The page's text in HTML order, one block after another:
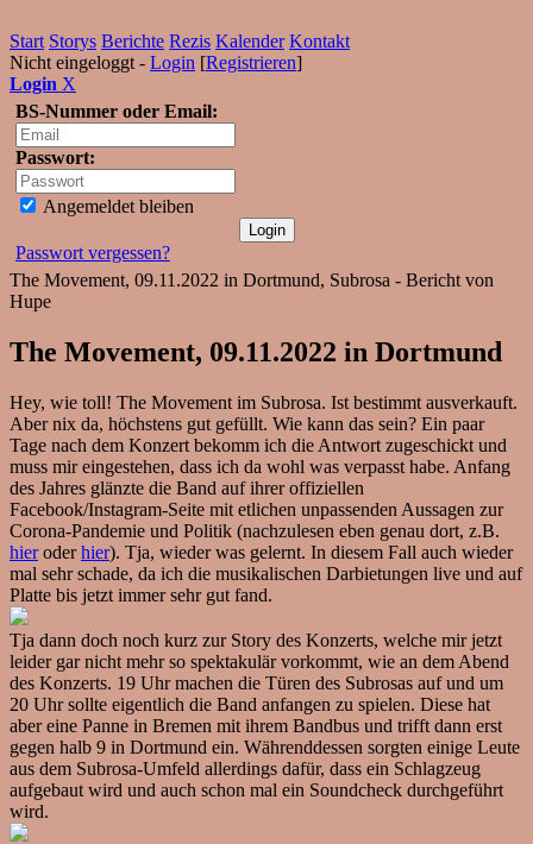
Start Storys Berichte Rezis Kalender Kontakt
Nicht eingeloggt - Login [Registrieren]
Login X
BS-Nummer oder Email:
Passwort:
Angemeldet bleiben
Passwort vergessen?
The Movement, 09.11.2022 in Dortmund, Subrosa - Bericht von
Hupe
The Movement, 09.11.2022 in Dortmund
Hey, wie toll! The Movement im Subrosa. Ist bestimmt ausverkauft.
Aber nix da, höchstens gut gefüllt. Wie kann das sein? Ein paar
Tage nach dem Konzert bekomm ich die Antwort zugeschickt und
muss mir eingestehen, dass ich da wohl was verpasst habe. Anfang
des Jahres glänzte die Band auf ihrer offiziellen
Facebook/Instagram-Seite mit etlichen unpassenden Aussagen zur
Corona-Pandemie und Politik (nachzulesen eben genau dort, z.B.
hieroderhier). Tja, wieder was gelernt. In diesem Fall auch wieder
mal sehr schade, da ich die musikalischen Darbietungen live und auf
Platte bis jetzt immer sehr gut fand.
Tja dann doch noch kurz zur Story des Konzerts, welche mir jetzt
leider gar nicht mehr so spektakulär vorkommt, wie an dem Abend
des Konzerts. 19 Uhr machen die Türen des Subrosas auf und um
20 Uhr sollte eigentlich die Band anfangen zu spielen. Diese hat
aber eine Panne in Bremen mit ihrem Bandbus und trifft dann erst
gegen halb 9 in Dortmund ein. Währenddessen sorgten einige Leute
aus dem Subrosa-Umfeld allerdings dafür, dass ein Schlagzeug
aufgebaut wird und auch schon mal ein Soundcheck durchgeführt
wird.